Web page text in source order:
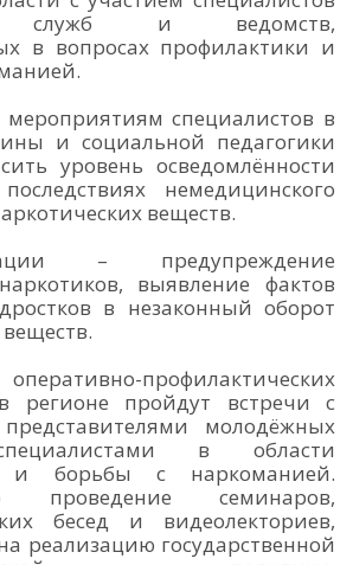
служб и ведомств,
в вопросах профилактики и
специалистов в
и социальной педагогики
уровень осведомлённости
немедицинского
веществ.
– предупреждение
выявление фактов
в незаконный оборот
профилактических
регионе пройдут встречи с
молодёжных
в области
и борьбы с наркоманией.
проведение семинаров,
бесед и видеолекториев,
реализацию государственной